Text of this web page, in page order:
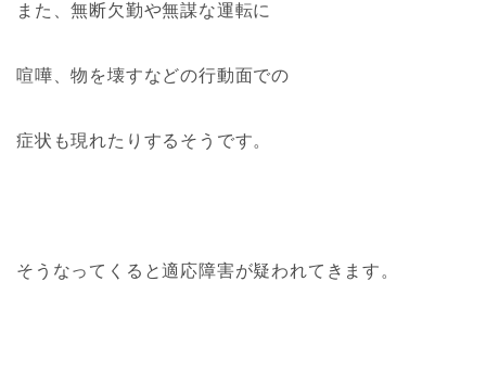
また、無断欠勤や無謀な運転に
喧嘩、物を壊すなどの行動面での
症状も現れたりするそうです。
そうなってくると適応障害が疑われてきます。